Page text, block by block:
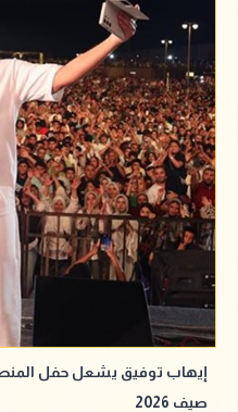
إيهاب توفيق يشعل حفل
صيف 2026